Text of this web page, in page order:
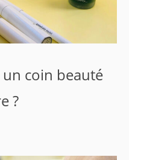
coin beauté
?